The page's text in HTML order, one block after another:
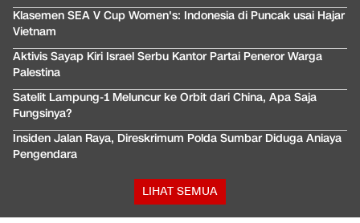
Klasemen SEA V Cup Women's: Indonesia di Puncak usai Hajar
Vietnam
Aktivis Sayap Kiri Israel Serbu Kantor Partai Peneror Warga
Palestina
Satelit Lampung-1 Meluncur ke Orbit dari China, Apa Saja
Fungsinya?
Insiden Jalan Raya, Direskrimum Polda Sumbar Diduga Aniaya
Pengendara
LIHAT SEMUA